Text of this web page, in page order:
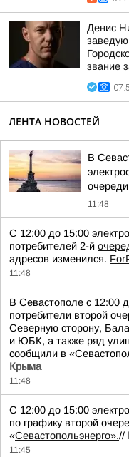
Денис
звание
ЛЕНТА НОВОСТЕЙ
В
очереди
11:48
С 12:00 до 15:00
потребителей 2-й
адресов изменился.
11:48
В Севастополе с 12:00
потребители второй
Северную сторону,
и ЮБК, а также ряд
сообщили в
Крыма
11:48
С 12:00 до 15:00
по графику второй
«Севастопольэнерго».//
11:45